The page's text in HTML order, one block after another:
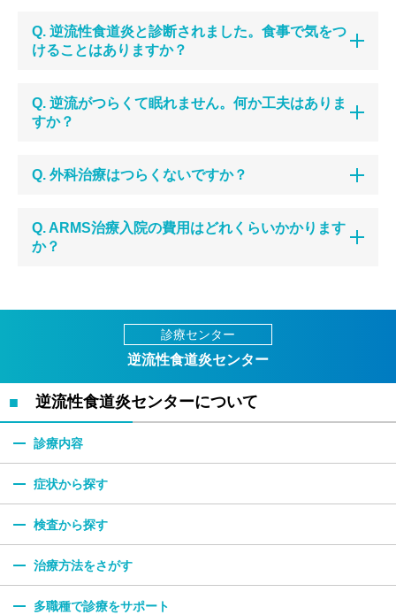
Q. 逆流性食道炎と診断されました。食事で気をつ
けることはありますか？
Q. 逆流がつらくて眠れません。何か工夫はありま
すか？
Q. 外科治療はつらくないですか？
Q. ARMS治療入院の費用はどれくらいかかります
か？
診療センター
逆流性食道炎センター
逆流性食道炎センターについて
診療内容
症状から探す
検査から探す
治療方法をさがす
多職種で診療をサポート